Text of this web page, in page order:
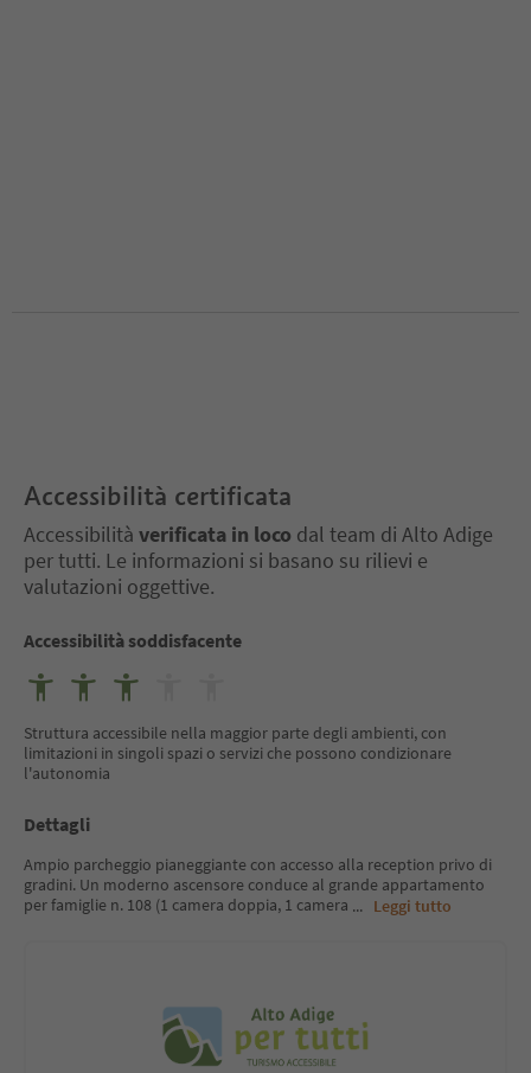
Accessibilità certificata
Accessibilità verificata in loco dal team di Alto Adige
per tutti. Le informazioni si basano su rilievi e
valutazioni oggettive.
Accessibilità soddisfacente
Struttura accessibile nella maggior parte degli ambienti, con
limitazioni in singoli spazi o servizi che possono condizionare
l'autonomia
Dettagli
Ampio parcheggio pianeggiante con accesso alla reception privo di
gradini. Un moderno ascensore conduce al grande appartamento
per famiglie n. 108 (1 camera doppia, 1 camera ... Leggi tutto